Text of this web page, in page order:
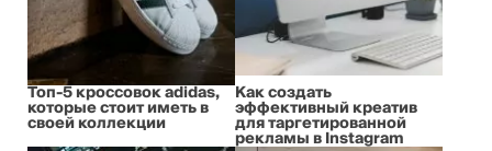
Топ-5 кроссовок adidas,
которые стоит иметь в
своей коллекции
Как создать
эффективный креатив
для таргетированной
рекламы в Instagram